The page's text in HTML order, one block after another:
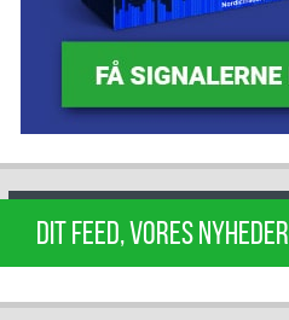
DIT FEED, VORES NYHEDER